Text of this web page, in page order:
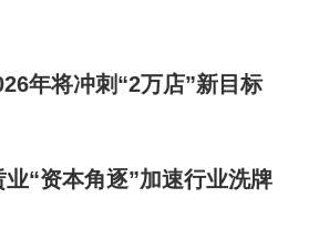
以个…
年将冲刺“2万店”新目标
“资本角逐”加速行业洗牌